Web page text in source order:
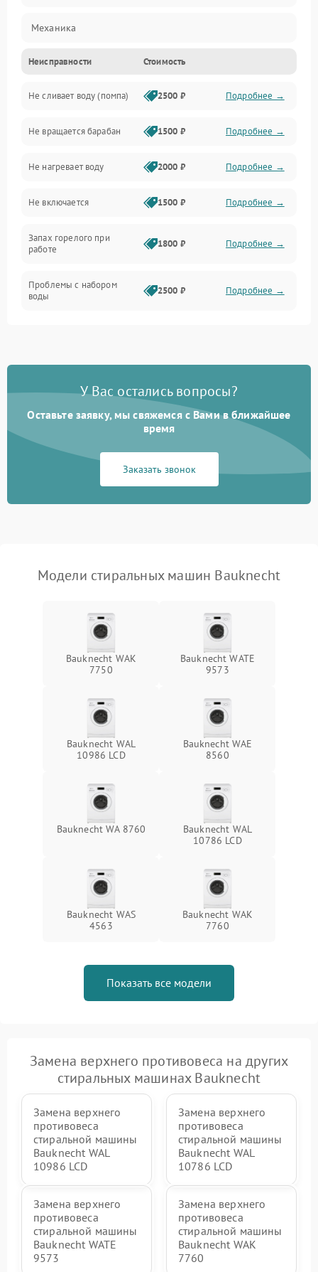
Механика
Электропитание
Водоснабжение
Слив
Программное обеспечение
Неисправности Стоимость
Не сливает воду (помпа) 2500 ₽ Подробнее →
Не вращается барабан 1500 ₽ Подробнее →
Не нагревает воду 2000 ₽ Подробнее →
Не включается 1500 ₽ Подробнее →
Запах горелого при
работе
1800 ₽ Подробнее →
Проблемы с набором
воды
2500 ₽ Подробнее →
Замена платы управления 2200 ₽ Подробнее →
У Вас остались вопросы?
Оставьте заявку, мы свяжемся с Вами в ближайшее
время
Заказать звонок
Модели стиральных машин Bauknecht
Bauknecht WAK
7750
Bauknecht WATE
9573
Bauknecht WAL
10986 LCD
Bauknecht WAE
8560
Bauknecht WA 8760
Bauknecht WAL
10786 LCD
Bauknecht WAS
4563
Bauknecht WAK
7760
Показать все модели
Замена верхнего противовеса на других
стиральных машинах Bauknecht
Замена верхнего
противовеса
стиральной машины
Bauknecht WAL
10986 LCD
Замена верхнего
противовеса
стиральной машины
Bauknecht WAL
10786 LCD
Замена верхнего
противовеса
стиральной машины
Bauknecht WATE
9573
Замена верхнего
противовеса
стиральной машины
Bauknecht WAK
7760